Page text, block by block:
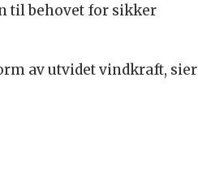
til behovet for sikker
av utvidet vindkraft, sier